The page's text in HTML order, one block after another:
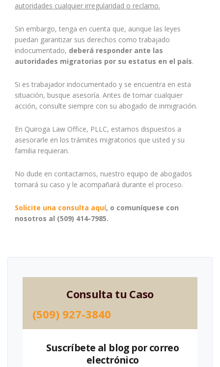
autoridades cualquier irregularidad o reclamo.
Sin embargo, tenga en cuenta que, aunque las leyes
puedan garantizar sus derechos como trabajado
indocumentado, deberá responder ante las
autoridades migratorias por su estatus en el país.
Si es trabajador indocumentado y se encuentra en esta
situación, busque asesoría. Antes de tomar cualquier
acción, consulte siempre con su abogado de inmigración.
En Quiroga Law Office, PLLC, estamos dispuestos a
asesorarle en los trámites migratorios que usted y su
familia requieran.
No dude en contactarnos, nuestro equipo de abogados
tomará su caso y le acompañará durante el proceso.
Solicite una consulta aquí, o comuníquese con
nosotros al (509) 414-7985.
Consulta tu Caso
(509) 927-3840
Suscríbete al blog por correo
electrónico